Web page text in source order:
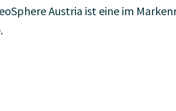
Austria ist eine im